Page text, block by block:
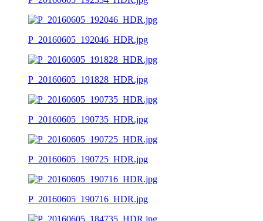
P_20160605_192046_HDR.jpg
P_20160605_191828_HDR.jpg
P_20160605_190735_HDR.jpg
P_20160605_190725_HDR.jpg
P_20160605_190716_HDR.jpg